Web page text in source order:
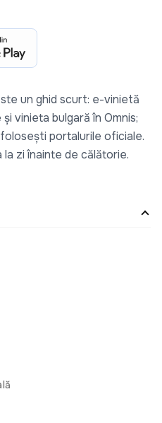
de mult asigurare va
bună cu depunerea.
și solidă a clienților
pot salva datele mele
aplicația pentru cei
administrez
un ghid scurt: e-vinietă
vinieta bulgară în Omnis;
portalurile oficiale.
zi înainte de călătorie.